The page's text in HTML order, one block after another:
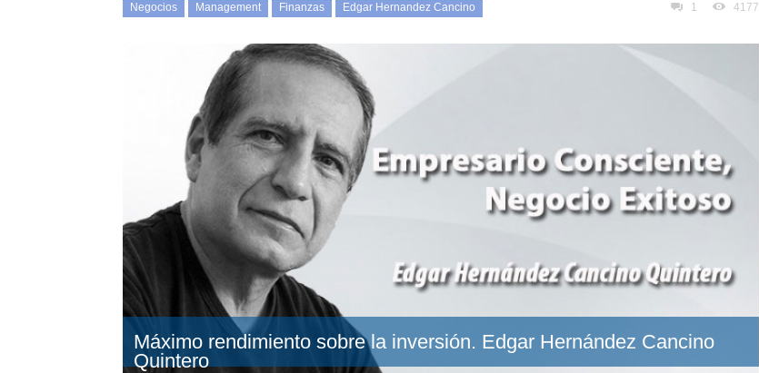
Negocios Management Finanzas Edgar Hernandez Cancino 1 4177
Máximo rendimiento sobre la inversión. Edgar Hernández Cancino
Quintero